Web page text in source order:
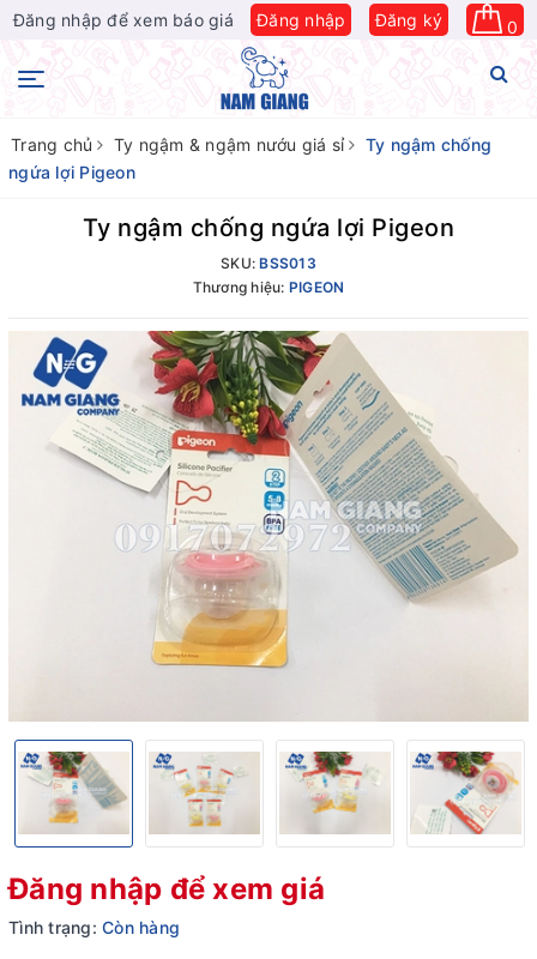
Đăng nhập để xem báo giá Đăng nhập Đăng ký 0
Trang chủ Ty ngậm & ngậm nướu giá sỉ
Ty ngậm chống
ngứa lợi Pigeon
Ty ngậm chống ngứa lợi Pigeon
SKU:BSS013
Thương hiệu: PIGEON
Đăng nhập để xem giá
Tình trạng: Còn hàng